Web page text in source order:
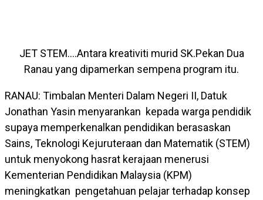
JET STEM….Antara kreativiti murid SK.Pekan Dua
Ranau yang dipamerkan sempena program itu.
RANAU: Timbalan Menteri Dalam Negeri II, Datuk
Jonathan Yasin menyarankan kepada warga pendidik
supaya memperkenalkan pendidikan berasaskan
Sains, Teknologi Kejuruteraan dan Matematik (STEM)
untuk menyokong hasrat kerajaan menerusi
Kementerian Pendidikan Malaysia (KPM)
meningkatkan pengetahuan pelajar terhadap konsep